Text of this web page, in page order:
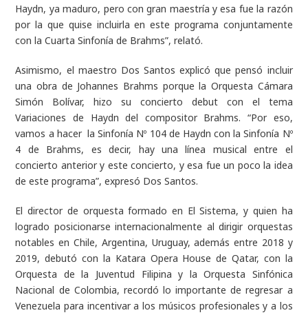
Haydn, ya maduro, pero con gran maestría y esa fue la razón
por la que quise incluirla en este programa conjuntamente
con la Cuarta Sinfonía de Brahms”,relató.
Asimismo, el maestro Dos Santos explicó que pensó incluir
una obra de Johannes Brahms porque la Orquesta Cámara
Simón Bolívar, hizo su concierto debut con el tema
Variaciones de Haydn del compositor Brahms.“Por eso,
vamos a hacer la Sinfonía Nº 104 de Haydn con la Sinfonía Nº
4 de Brahms, es decir, hay una línea musical entre el
concierto anterior y este concierto, y esa fue un poco la idea
de este programa”,expresó Dos Santos.
El director de orquesta formado en El Sistema, y quien ha
logrado posicionarse internacionalmente al dirigir orquestas
notables en Chile, Argentina, Uruguay, además entre 2018 y
2019, debutó con la Katara Opera House de Qatar, con la
Orquesta de la Juventud Filipina y la Orquesta Sinfónica
Nacional de Colombia, recordó lo importante de regresar a
Venezuela para incentivar a los músicos profesionales y a los